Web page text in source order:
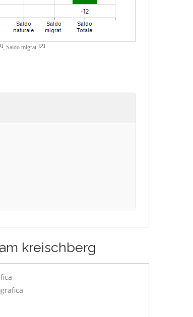
, Saldo migrat. [2]
kreischberg